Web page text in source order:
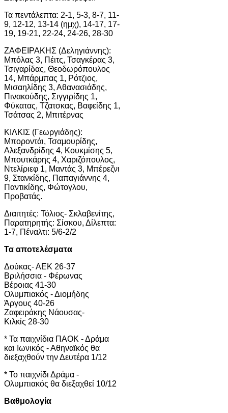
Τα πεντάλεπτα: 2-1, 5-3, 8-7, 11-
9, 12-12, 13-14 (ημχ), 14-17, 17-
19, 19-21, 22-24, 24-26, 28-30
ΖΑΦΕΙΡΑΚΗΣ (Δεληγιάννης):
Μπόλας 3, Πέιτς, Τσαγκέρας 3,
Τσιγαρίδας, Θεοδωρόπουλος
14, Μπάρμπας 1, Ρότζιος,
Μισαηλίδης 3, Αθανασιάδης,
Πινακούδης, Σιγγιρίδης 1,
Φύκατας, Τζατσκας, Βαφείδης 1,
Τσάτσας 2, Μπιτέρνας
ΚΙΛΚΙΣ (Γεωργιάδης):
Μποροντάι, Τσαμουρίδης,
Αλεξανδρίδης 4, Κουκμίσης 5,
Μπουτκάρης 4, Χαριζόπουλος,
Ντελίριεφ 1, Μαντάς 3, Μπέρεζνι
9, Στανκίδης, Παπαγιάννης 4,
Παντικίδης, Φώτογλου,
Προβατάς.
Διαιτητές: Τόλιος- Σκλαβενίτης,
Παρατηρητής: Σίσκου, Δίλεπτα:
1-7, Πέναλτι: 5/6-2/2
Τα αποτελέσματα
Δούκας- ΑΕΚ 26-37
Βριλήσσια - Φέρωνας
Βέροιας 41-30
Ολυμπιακός - Διομήδης
Άργους 40-26
Ζαφειράκης Νάουσας-
Κιλκίς 28-30
* Τα παιχνίδια ΠΑΟΚ - Δράμα
και Ιωνικός - Αθηναϊκός θα
διεξαχθούν την Δευτέρα 1/12
* Το παιχνίδι Δράμα -
Ολυμπιακός θα διεξαχθεί 10/12
Βαθμολογία